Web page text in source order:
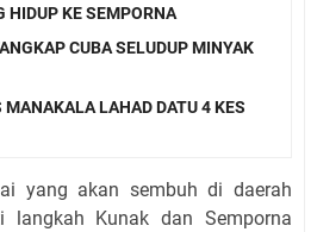
HIDUP KE SEMPORNA
CUBA SELUDUP MINYAK
MANAKALA LAHAD DATU 4 KES
yang akan sembuh di daerah
langkah Kunak dan Semporna